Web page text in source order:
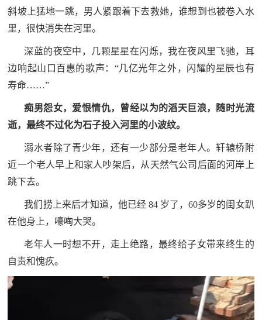
斜坡上猛地一跳，男人紧跟着下去救她，谁想到也被卷入水
里，很快消失在河里。
深蓝的夜空中，几颗星星在闪烁，我在夜风里飞驰，耳
边响起山口百惠的歌声：“几亿光年之外，闪耀的星辰也有
寿命……”
痴男怨女，爱恨情仇，曾经以为的滔天巨浪，随时光流
逝，最终不过化为石子投入河里的小波纹。
溺水者除了青少年，还有一少部分是老年人。轩辕桥附
近一个老人早上和家人吵架后，从天然气公司后面的河岸上
跳下去。
我们捞上来后才知道，他已经 84 岁了，60多岁的闺女趴
在他身上，嚎啕大哭。
老年人一时想不开，走上绝路，最终给子女带来终生的
自责和愧疚。